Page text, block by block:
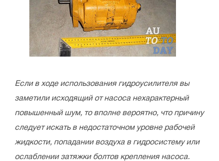
Если в ходе использования гидроусилителя вы
заметили исходящий от насоса нехарактерный
повышенный шум, то вполне вероятно, что причину
следует искать в недостаточном уровне рабочей
жидкости, попадании воздуха в гидросистему или
ослаблении затяжки болтов крепления насоса.